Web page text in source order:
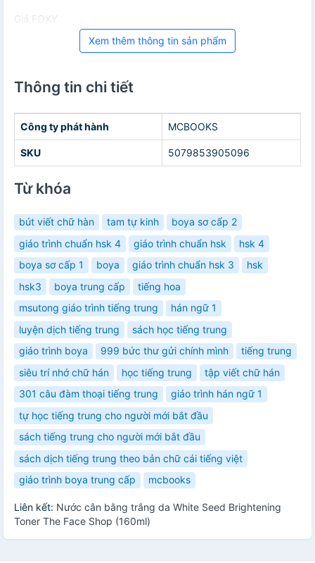
Giá FOXY
Xem thêm thông tin sản phẩm
Thông tin chi tiết
Công ty phát hành MCBOOKS
SKU 5079853905096
Từ khóa
bút viết chữ hàn tam tự kinh
boya sơ cấp 2
giáo trình chuẩn hsk 4
giáo trình chuẩn hsk
hsk 4
boya sơ cấp 1
boya giáo trình chuẩn hsk 3
hsk
hsk3
boya trung cấp
tiếng hoa
msutong giáo trình tiếng trung
hán ngữ 1
luyện dịch tiếng trung
sách học tiếng trung
giáo trình boya
999 bức thư gửi chính mình
tiếng trung
siêu trí nhớ chữ hán
học tiếng trung
tập viết chữ hán
301 câu đàm thoại tiếng trung
giáo trình hán ngữ 1
tự học tiếng trung cho người mới bắt đầu
sách tiếng trung cho người mới bắt đầu
sách dịch tiếng trung theo bản chữ cái tiếng việt
giáo trình boya trung cấp
mcbooks
Liên kết: Nước cân bằng trắng da White Seed Brightening
Toner The Face Shop (160ml)